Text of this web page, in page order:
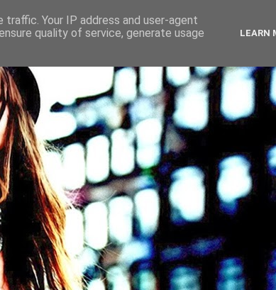
Your IP address and user-agent
quality of service, generate usage
LEARN